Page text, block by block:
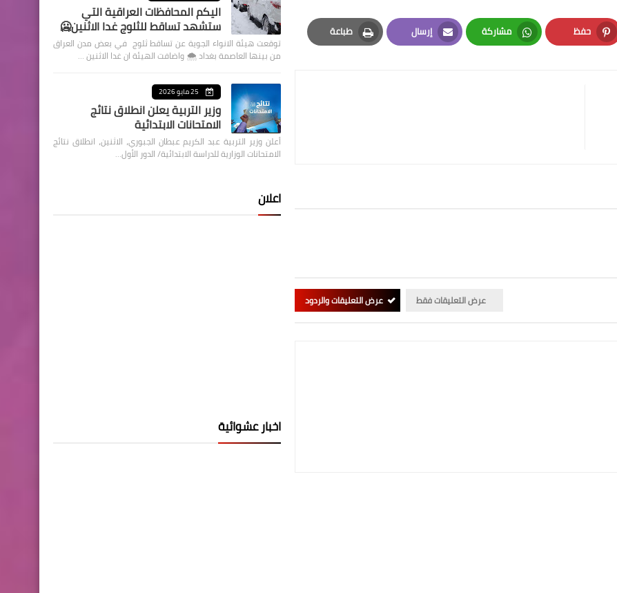
حفظ
Pinterest
مشاركة
Whatsapp
إرسال
Email
طباعة
Print
عرض التعليقات فقط عرض التعليقات والردود
اليكم المحافظات العراقية التي
ستشهد تساقط للثلوج غدا الاثنين🥶
توقعت هيئة الانواء الجوية عن تساقط ثلوج في بعض مدن العراق
من بينها العاصمة بغداد ⁦🌨️⁩ واضافت الهيئة ان غدا الاثنين …
25 مايو 2026
وزير التربية يعلن انطلاق نتائج
الامتحانات الابتدائية
أعلن وزير التربية عبد الكريم عبطان الجبوري، الاثنين، انطلاق نتائج
الامتحانات الوزارية للدراسة الابتدائية/ الدور الأول…
اعلان
اخبار عشوائية